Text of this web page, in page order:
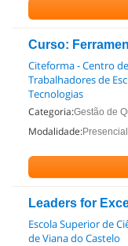
Curso:
Citeforma - Centro
Trabalhadores de
Tecnologias
Categoria:Gestão de
Modalidade:Presencial
Leaders for
Escola Superior de
de Viana do Castelo